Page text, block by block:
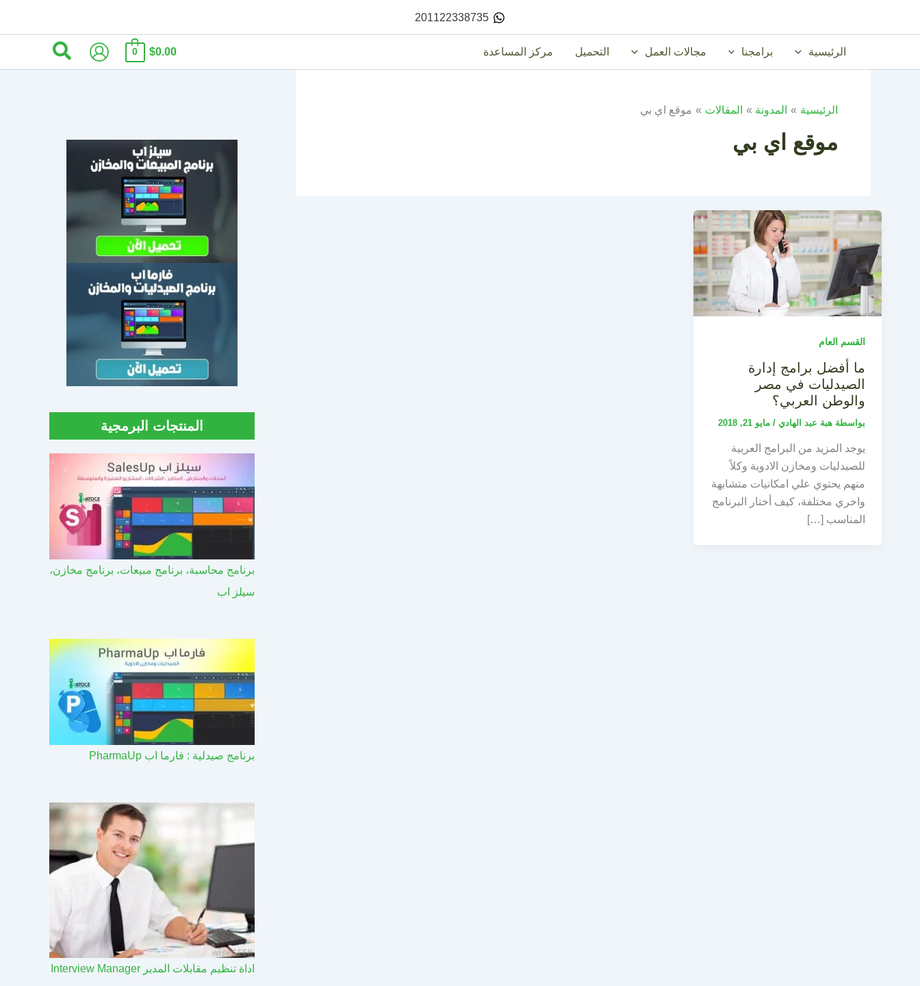
201122338735
الرئيسية برامجنا مجالات العمل التحميل مركز المساعدة $0.00
0 البحث
الرئيسية المدونة المقالات موقع اي بي
موقع اي بي
القسم العام
ما أفضل برامج إدارة
الصيدليات في مصر
والوطن العربي؟
بواسطة هبة عبد الهادي / مايو 21, 2018
يوجد المزيد من البرامج العربية
للصيدليات ومخازن الادوية وكلاً
منهم يحتوي علي امكانيات متشابهة
واخري مختلفة، كيف أختار البرنامج
المناسب […]
المنتجات البرمجية
برنامج محاسبة، برنامج مبيعات، برنامج مخازن،
سيلز اب
برنامج صيدلية : فارما اب PharmaUp​
اداة تنظيم مقابلات المدير Interview Manager